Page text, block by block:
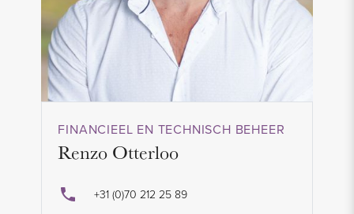
FINANCIEEL EN TECHNISCH BEHEER
Renzo Otterloo
+31 (0)70 212 25 89